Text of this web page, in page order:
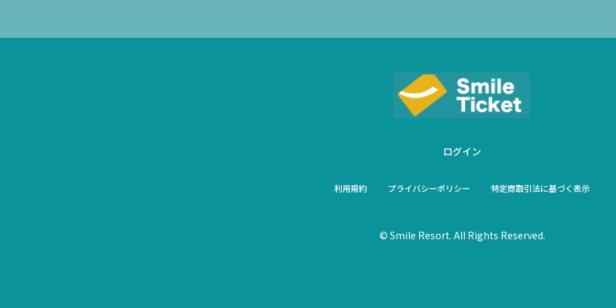
ログイン
利用規約 プライバシーポリシー 特定商取引法に基づく表示
© Smile Resort. All Rights Reserved.